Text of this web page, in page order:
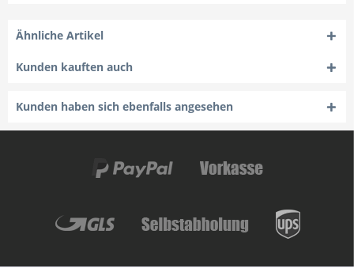
Ähnliche Artikel
Kunden kauften auch
Kunden haben sich ebenfalls angesehen